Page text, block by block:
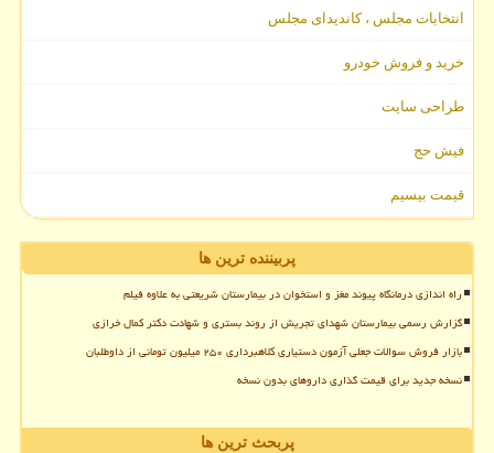
انتخابات مجلس ، کاندیدای مجلس
خرید و فروش خودرو
طراحی سایت
فیش حج
قیمت بیسیم
پربیننده ترین ها
راه اندازی درمانگاه پیوند مغز و استخوان در بیمارستان شریعتی به علاوه فیلم
گزارش رسمی بیمارستان شهدای تجریش از روند بستری و شهادت دکتر کمال خرازی
بازار فروش سوالات جعلی آزمون دستیاری کلاهبرداری ۲۵۰ میلیون تومانی از داوطلبان
نسخه جدید برای قیمت گذاری داروهای بدون نسخه
پربحث ترین ها